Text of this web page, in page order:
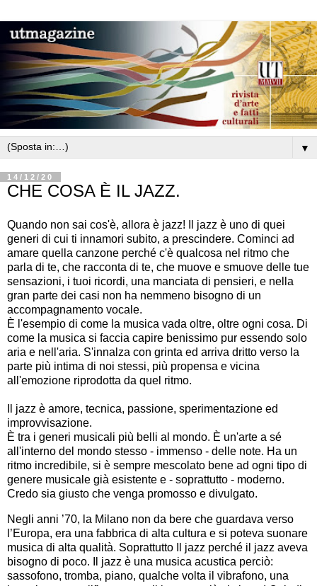
▼
14/12/20
CHE COSA È IL JAZZ.
Quando non sai cos'è, allora è jazz! Il jazz è uno di quei
generi di cui ti innamori subito, a prescindere. Cominci ad
amare quella canzone perché c'è qualcosa nel ritmo che
parla di te, che racconta di te, che muove e smuove delle tue
sensazioni, i tuoi ricordi, una manciata di pensieri, e nella
gran parte dei casi non ha nemmeno bisogno di un
accompagnamento vocale.
È l'esempio di come la musica vada oltre, oltre ogni cosa. Di
come la musica si faccia capire benissimo pur essendo solo
aria e nell'aria. S'innalza con grinta ed arriva dritto verso la
parte più intima di noi stessi, più propensa e vicina
all'emozione riprodotta da quel ritmo.
Il jazz è amore, tecnica, passione, sperimentazione ed
improvvisazione.
È tra i generi musicali più belli al mondo. È un'arte a sé
all'interno del mondo stesso - immenso - delle note. Ha un
ritmo incredibile, si è sempre mescolato bene ad ogni tipo di
genere musicale già esistente e - soprattutto - moderno.
Credo sia giusto che venga promosso e divulgato.
Negli anni ’70, la Milano non da bere che guardava verso
l’Europa, era una fabbrica di alta cultura e si poteva suonare
musica di alta qualità. Soprattutto Il jazz perché il jazz aveva
bisogno di poco. Il jazz è una musica acustica perciò:
sassofono, tromba, piano, qualche volta il vibrafono, una